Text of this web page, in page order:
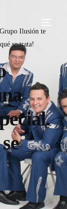
Ilusión te
se trata!